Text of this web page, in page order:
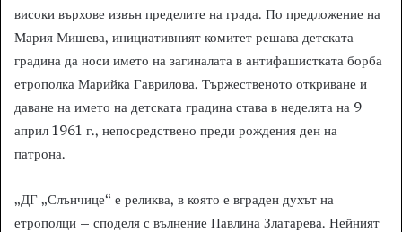
високи върхове извън пределите на града. По предложение на
Мария Мишева, инициативният комитет решава детската
градина да носи името на загиналата в антифашистката борба
етрополка Марийка Гаврилова. Тържественото откриване и
даване на името на детската градина става в неделята на 9
април 1961 г., непосредствено преди рождения ден на
патрона.
„ДГ „Слънчице“ е реликва, в която е вграден духът на
етрополци – споделя с вълнение Павлина Златарева. Нейният